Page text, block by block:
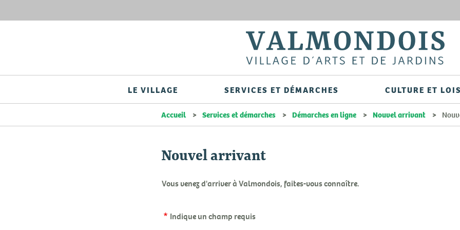
au
contenu
principal
LE VILLAGE SERVICES ET DÉMARCHES CULTURE ET
Accueil Services et démarches Démarches en ligne Nouvel arrivant
Nouvel arrivant
Vous venez d'arriver à Valmondois, faites-vous connaître.
Indique un champ requis